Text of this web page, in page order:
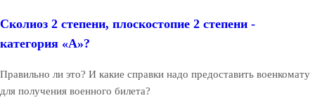
Сколиоз 2 степени, плоскостопие 2 степени -
категория «А»?
Правильно ли это? И какие справки надо предоставить военкомату
для получения военного билета?